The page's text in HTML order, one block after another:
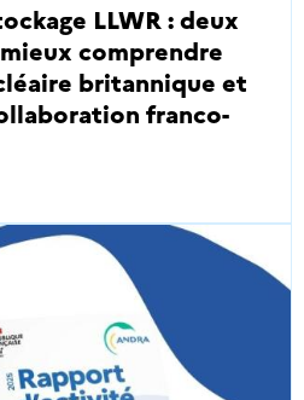
LLWR : deux
comprendre
britannique et
franco-